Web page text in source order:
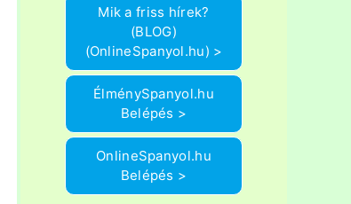
Mik a friss hírek?
(BLOG)
(OnlineSpanyol.hu) >
ÉlménySpanyol.hu
Belépés >
OnlineSpanyol.hu
Belépés >